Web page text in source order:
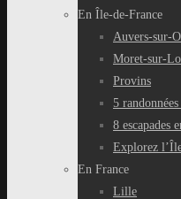
En Île-de-France
Auvers-sur-
Moret-sur-
Provins
5
8 escapades
Explorez
En France
Lille